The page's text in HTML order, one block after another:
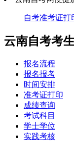
自考准考证打
云南自考考
报名流程
报名报考
时间安排
准考证打印
成绩查询
考试科目
学士学位
实践考核